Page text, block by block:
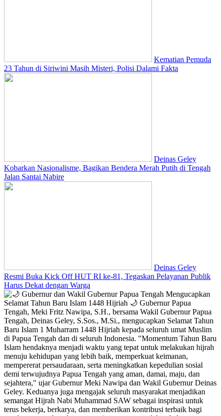
Kematian Pemuda
23 Tahun di Siriwini Masih Misteri, Polisi Dalami Fakta
Deinas Geley
Kobarkan Nasionalisme, Bagikan Bendera Merah Putih di Tengah
Jalan Santai Nabire
Deinas Geley
Resmi Buka Kick Off HUT RI ke-81, Tegaskan Pelayanan Publik
Harus Dekat dengan Warga